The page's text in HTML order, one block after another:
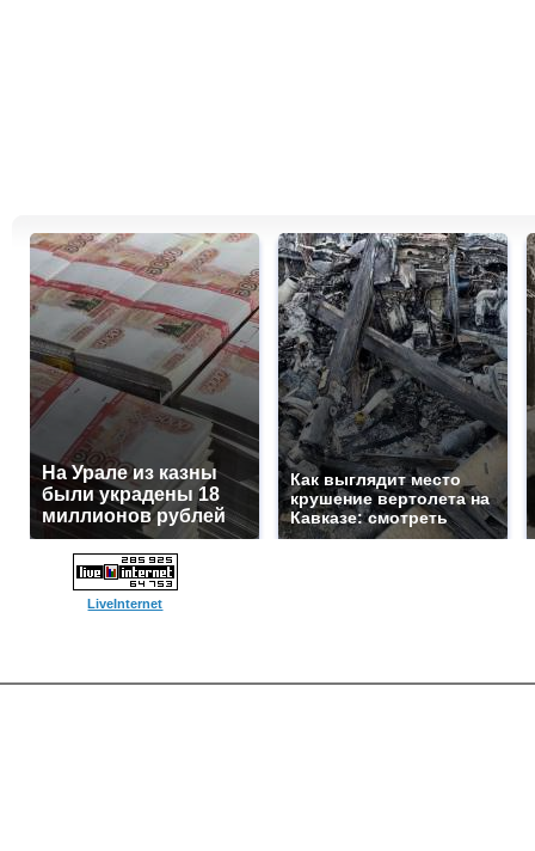
На Урале из казны
были украдены 18
миллионов рублей
Как выглядит место
крушение вертолета на
Кавказе: смотреть
LiveInternet